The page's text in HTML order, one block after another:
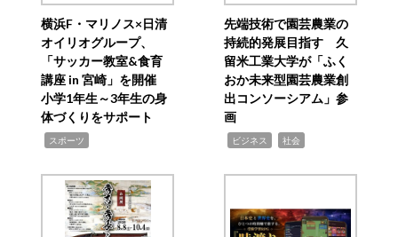
横浜F・マリノス×日清
オイリオグループ、
「サッカー教室&食育
講座 in 宮崎」を開催
小学1年生～3年生の身
体づくりをサポート
スポーツ
先端技術で園芸農業の
持続的発展目指す 久
留米工業大学が「ふく
おか未来型園芸農業創
出コンソーシアム」参
画
ビジネス 社会